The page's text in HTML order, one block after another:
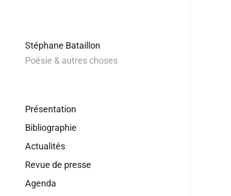
Stéphane Bataillon
Poésie & autres choses
Présentation
Bibliographie
Actualités
Revue de presse
Agenda